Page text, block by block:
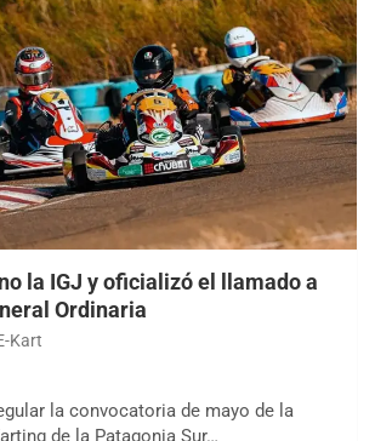
la IGJ y oficializó el llamado a
Ordinaria
Kart
la convocatoria de mayo de la
de la Patagonia Sur…